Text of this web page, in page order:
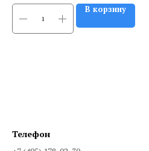
В корзину
Телефон